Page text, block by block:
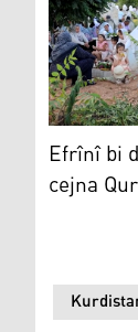
Efrînî bi
Efrînî bi
cejna